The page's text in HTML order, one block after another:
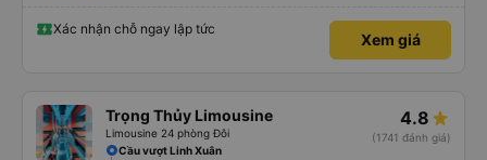
Xác nhận chỗ ngay lập tức
Xem giá
Trọng Thủy Limousine
Limousine 24 phòng Đôi
4.8
(1741 đánh giá)
Cầu vượt Linh Xuân